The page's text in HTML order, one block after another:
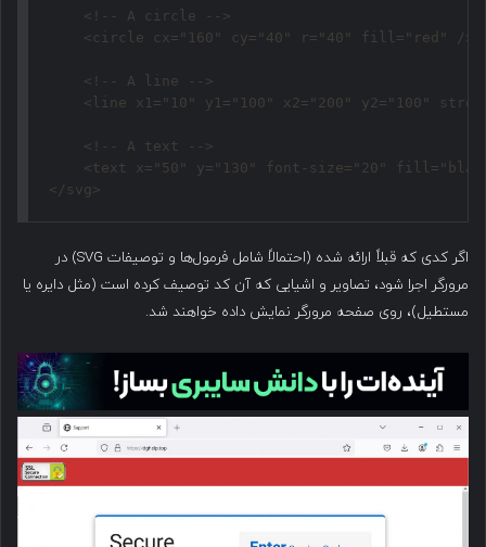
    <!-- A circle -->
    <circle cx="160" cy="40" r="40" fill="red" />
    <!-- A line -->
<line x1="10" y1="100" x2="200" y2="100"
    <!-- A text -->
<text x="50" y="130" font-size="20"
</svg>
اگر کدی که قبلاً ارائه شده (احتمالاً شامل فرمول‌ها و توصیفات SVG) در
مرورگر اجرا شود، تصاویر و اشیایی که آن کد توصیف کرده است (مثل دایره یا
مستطیل)، روی صفحه مرورگر نمایش داده خواهند شد.